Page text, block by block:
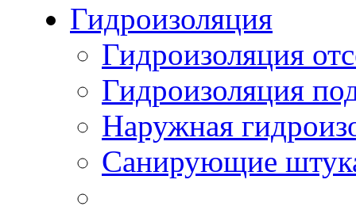
Гидроизоляция
Гидроизоляция
Гидроизоляция
Наружная
Санирующие